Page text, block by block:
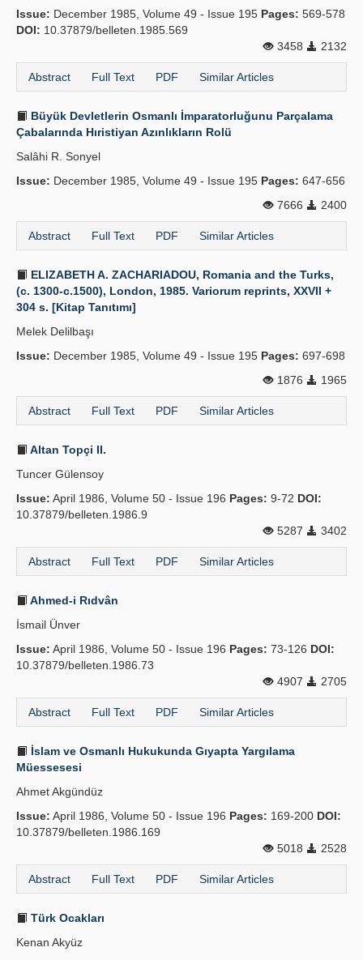
Issue: December 1985, Volume 49 - Issue 195 Pages: 569-578
DOI: 10.37879/belleten.1985.569
3458
2132
Abstract Full Text PDF Similar Articles
Büyük Devletlerin Osmanlı İmparatorluğunu Parçalama
Çabalarında Hıristiyan Azınlıkların Rolü
Salâhi R. Sonyel
Issue: December 1985, Volume 49 - Issue 195 Pages: 647-656
7666
2400
Abstract Full Text PDF Similar Articles
ELIZABETH A. ZACHARIADOU, Romania and the Turks,
(c. 1300-c.1500), London, 1985. Variorum reprints, XXVII +
304 s. [Kitap Tanıtımı]
Melek Delilbaşı
Issue: December 1985, Volume 49 - Issue 195 Pages: 697-698
1876
1965
Abstract Full Text PDF Similar Articles
Altan Topçi II.
Tuncer Gülensoy
Issue: April 1986, Volume 50 - Issue 196 Pages: 9-72 DOI:
10.37879/belleten.1986.9
5287
3402
Abstract Full Text PDF Similar Articles
Ahmed-i Rıdvân
İsmail Ünver
Issue: April 1986, Volume 50 - Issue 196 Pages: 73-126 DOI:
10.37879/belleten.1986.73
4907
2705
Abstract Full Text PDF Similar Articles
İslam ve Osmanlı Hukukunda Gıyapta Yargılama
Müessesesi
Ahmet Akgündüz
Issue: April 1986, Volume 50 - Issue 196 Pages: 169-200 DOI:
10.37879/belleten.1986.169
5018
2528
Abstract Full Text PDF Similar Articles
Türk Ocakları
Kenan Akyüz